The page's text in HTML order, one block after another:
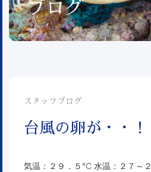
ブログ
スタッフブログ
台風の卵が・・！
気温：２９．５℃ 水温：２７